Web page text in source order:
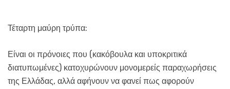
Τέταρτη μαύρη τρύπα:
Είναι οι πρόνοιες που (κακόβουλα και υποκριτικά
διατυπωμένες) κατοχυρώνουν μονομερείς παραχωρήσεις
της Ελλάδας, αλλά αφήνουν να φανεί πως αφορούν